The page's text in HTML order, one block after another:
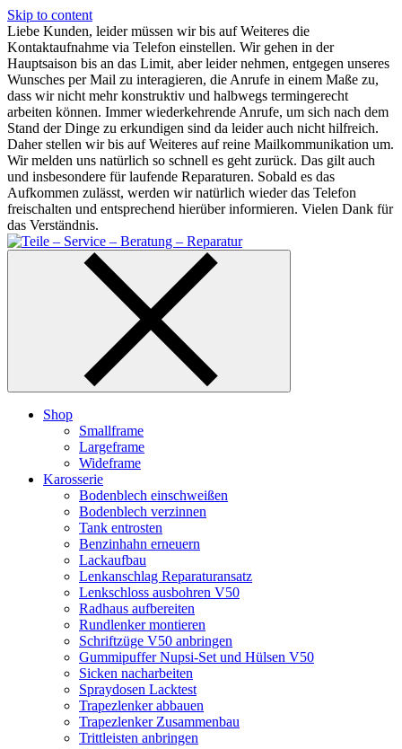
Skip to content
Liebe Kunden, leider müssen wir bis auf Weiteres die
Kontaktaufnahme via Telefon einstellen. Wir gehen in der
Hauptsaison bis an das Limit, aber leider nehmen, entgegen unseres
Wunsches per Mail zu interagieren, die Anrufe in einem Maße zu,
dass wir nicht mehr konstruktiv und halbwegs termingerecht
arbeiten können. Immer wiederkehrende Anrufe, um sich nach dem
Stand der Dinge zu erkundigen sind da leider auch nicht hilfreich.
Daher stellen wir bis auf Weiteres auf reine Mailkommunikation um.
Wir melden uns natürlich so schnell es geht zurück. Das gilt auch
und insbesondere für laufende Reparaturen. Sobald es das
Aufkommen zulässt, werden wir natürlich wieder das Telefon
freischalten und entsprechend hierüber informieren. Vielen Dank für
das Verständnis.
Shop
Smallframe
Largeframe
Wideframe
Karosserie
Bodenblech einschweißen
Bodenblech verzinnen
Tank entrosten
Benzinhahn erneuern
Lackaufbau
Lenkanschlag Reparaturansatz
Lenkschloss ausbohren V50
Radhaus aufbereiten
Rundlenker montieren
Schriftzüge V50 anbringen
Gummipuffer Nupsi-Set und Hülsen V50
Sicken nacharbeiten
Spraydosen Lacktest
Trapezlenker abbauen
Trapezlenker Zusammenbau
Trittleisten anbringen